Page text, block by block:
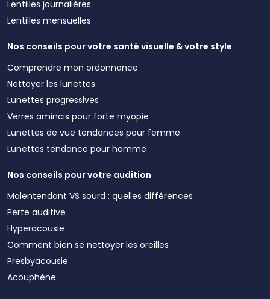
Lentilles journalières
Lentilles mensuelles
Nos conseils pour votre santé visuelle & votre style
Comprendre mon ordonnance
Nettoyer les lunettes
Lunettes progressives
Verres amincis pour forte myopie
Lunettes de vue tendances pour femme
Lunettes tendance pour homme
Nos conseils pour votre audition
Malentendant VS sourd : quelles différences
Perte auditive
Hyperacousie
Comment bien se nettoyer les oreilles
Presbyacousie
Acouphène